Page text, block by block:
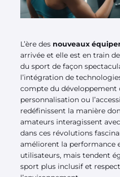
L’ère des nouveaux
arrivée et elle est en train
du sport de façon
l’intégration de
compte du développement
personnalisation ou
redéfinissent la manière
amateurs interagissent
dans ces révolutions
améliorent la performance
utilisateurs, mais tendent
sport plus inclusif et